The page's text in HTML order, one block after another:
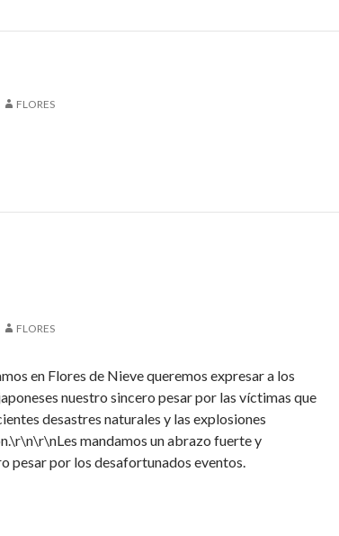
FLORES
FLORES
en Flores de Nieve queremos expresar a los
nuestro sincero pesar por las víctimas que
desastres naturales y las explosiones
mandamos un abrazo fuerte y
pesar por los desafortunados eventos.